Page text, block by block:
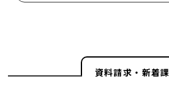
資料請求・新着